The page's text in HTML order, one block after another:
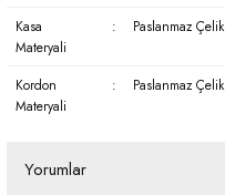
Kasa
Materyali
: Paslanmaz Çelik
Kordon
Materyali
: Paslanmaz Çelik
Yorumlar